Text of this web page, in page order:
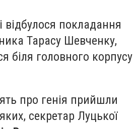
відбулося покладання
Тарасу Шевченку,
біля головного корпусу
про генія прийшли
секретар Луцької